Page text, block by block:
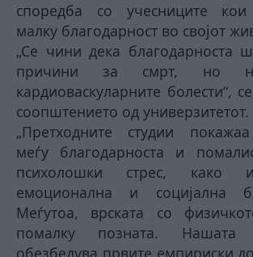
споредба со учесниците кои
малку благодарност во својот
„Се чини дека благодарноста
причини за смрт, но
кардиоваскуларните болести“,
соопштението од универзитетот.
„Претходните студии
меѓу благодарноста и
психолошки стрес, како
емоционална и социјална
Меѓутоа, врската со
помалку позната. Нашата
обезбедува првите емпириски